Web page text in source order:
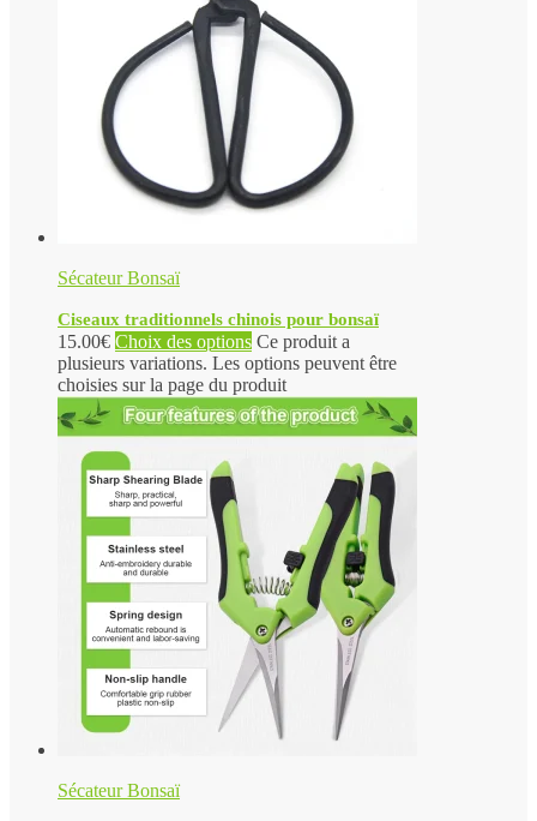
Sécateur Bonsaï
Ciseaux traditionnels chinois pour bonsaï
15.00€ Choix des options Ce produit a
plusieurs variations. Les options peuvent être
choisies sur la page du produit
Sécateur Bonsaï